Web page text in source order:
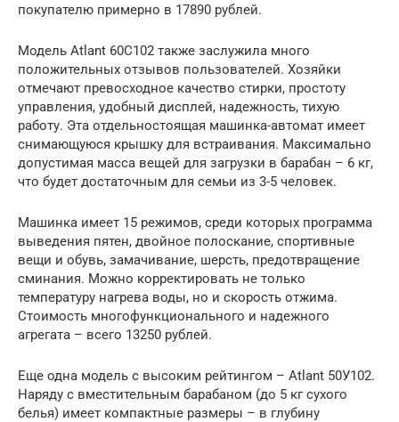
покупателю примерно в 17890 рублей.
Модель Atlant 60С102 также заслужила много
положительных отзывов пользователей. Хозяйки
отмечают превосходное качество стирки, простоту
управления, удобный дисплей, надежность, тихую
работу. Эта отдельностоящая машинка-автомат имеет
снимающуюся крышку для встраивания. Максимально
допустимая масса вещей для загрузки в барабан – 6 кг,
что будет достаточным для семьи из 3-5 человек.
Машинка имеет 15 режимов, среди которых программа
выведения пятен, двойное полоскание, спортивные
вещи и обувь, замачивание, шерсть, предотвращение
сминания. Можно корректировать не только
температуру нагрева воды, но и скорость отжима.
Стоимость многофункционального и надежного
агрегата – всего 13250 рублей.
Еще одна модель с высоким рейтингом – Atlant 50У102.
Наряду с вместительным барабаном (до 5 кг сухого
белья) имеет компактные размеры – в глубину